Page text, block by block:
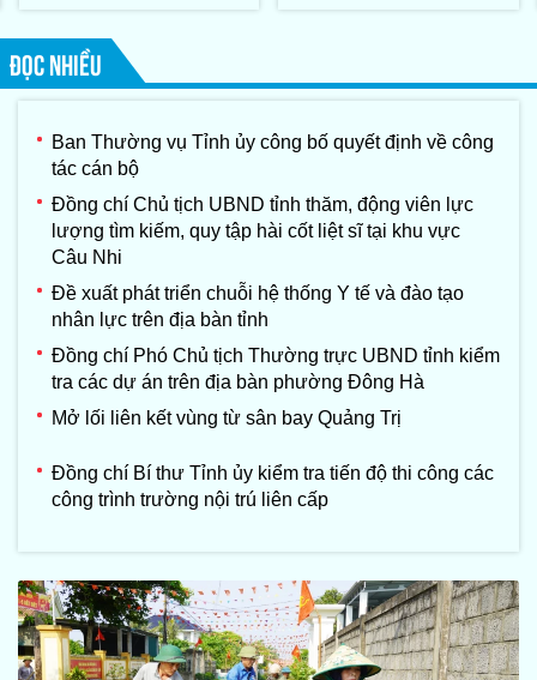
ĐỌC NHIỀU
Ban Thường vụ Tỉnh ủy công bố quyết định về công
tác cán bộ
Đồng chí Chủ tịch UBND tỉnh thăm, động viên lực
lượng tìm kiếm, quy tập hài cốt liệt sĩ tại khu vực
Câu Nhi
Đề xuất phát triển chuỗi hệ thống Y tế và đào tạo
nhân lực trên địa bàn tỉnh
Đồng chí Phó Chủ tịch Thường trực UBND tỉnh kiểm
tra các dự án trên địa bàn phường Đông Hà
Mở lối liên kết vùng từ sân bay Quảng Trị
Đồng chí Bí thư Tỉnh ủy kiểm tra tiến độ thi công các
công trình trường nội trú liên cấp